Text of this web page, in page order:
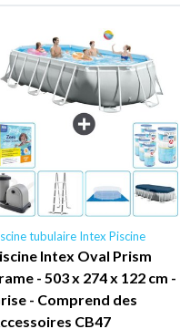
tubulaire Intex Piscine
Intex Oval Prism
- 503 x 274 x 122 cm -
- Comprend des
CB47